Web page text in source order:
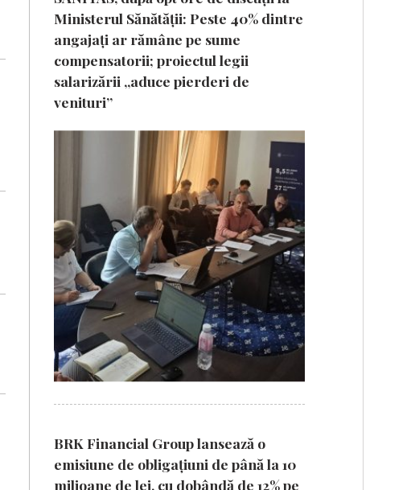
Ministerul Sănătății: Peste 40% dintre
angajați ar rămâne pe sume
compensatorii; proiectul legii
salarizării „aduce pierderi de
venituri”
BRK Financial Group lansează o
emisiune de obligațiuni de până la 10
milioane de lei, cu dobândă de 12% pe